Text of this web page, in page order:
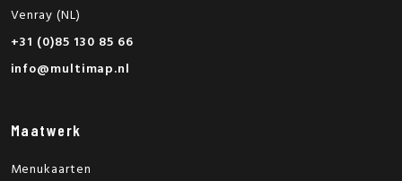
Venray (NL)
+31 (0)85 130 85 66
info@multimap.nl
Maatwerk
Menukaarten